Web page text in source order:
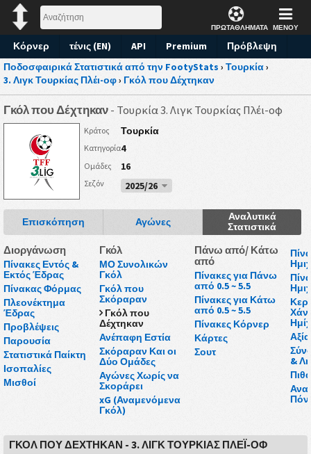
ΠΡΩΤΑΘΛΗΜΑΤΑ ΜΕΝΟΥ
Κόρνερ τένις (EN) API Premium
Πρόβλεψη
Ποδοσφαιρικά Στατιστικά από την FootyStats › Τουρκία›
3. Λιγκ Τουρκίας Πλέι-οφ› Γκόλ που Δέχτηκαν
Γκόλ που Δέχτηκαν- Τουρκία 3. Λιγκ Τουρκίας Πλέι-οφ
Κράτος Τουρκία
Κατηγορία4
Ομάδες 16
Σεζόν 2025/26
Επισκόπηση Αγώνες
Αναλυτικά
Στατιστικά
Διοργάνωση
Πίνακες Εντός &
Εκτός Έδρας
Πίνακας Φόρμας
Πλεονέκτημα
Έδρας
Προβλέψεις
Παρουσία
Στατιστικά Παίκτη
Ισοπαλίες
Μισθοί
Γκόλ
ΜΟ Συνολικών
Γκόλ
Γκόλ που
Σκόραραν
Γκόλ που
Δέχτηκαν
Ανέπαφη Εστία
Σκόραραν Και οι
Δύο Ομάδες
Αγώνες Χωρίς να
Σκοράρει
xG (Αναμενόμενα
Γκόλ)
Πάνω από/ Κάτω
από
Πίνακες για Πάνω
από 0.5 ~ 5.5
Πίνακες για Κάτω
από 0.5 ~ 5.5
Πίνακες Κόρνερ
Κάρτες
Σουτ
&
ΓΚΌΛ ΠΟΥ ΔΈΧΤΗΚΑΝ - 3. ΛΙΓΚ ΤΟΥΡΚΊΑΣ ΠΛΈΙ-ΟΦ